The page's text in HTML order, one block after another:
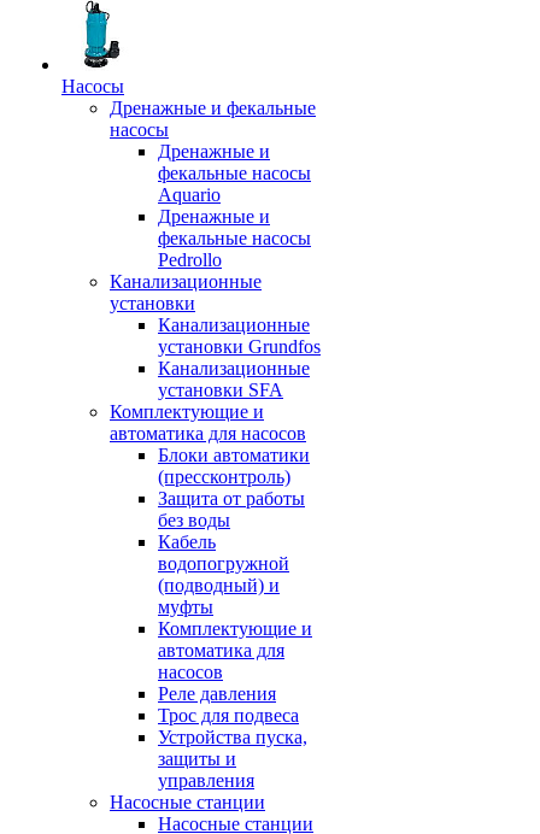
Насосы
Дренажные и фекальные
насосы
Дренажные и
фекальные насосы
Aquario
Дренажные и
фекальные насосы
Pedrollo
Канализационные
установки
Канализационные
установки Grundfos
Канализационные
установки SFA
Комплектующие и
автоматика для насосов
Блоки автоматики
(прессконтроль)
Защита от работы
без воды
Кабель
водопогружной
(подводный) и
муфты
Комплектующие и
автоматика для
насосов
Реле давления
Трос для подвеса
Устройства пуска,
защиты и
управления
Насосные станции
Насосные станции